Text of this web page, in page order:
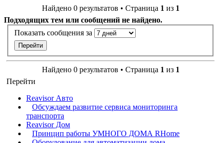
Найдено 0 результатов • Страница 1 из 1
Подходящих тем или сообщений не найдено.
Показать сообщения за
Найдено 0 результатов • Страница 1 из 1
Перейти
Reavisor Авто
Обсуждаем развитие сервиса мониторинга
транспорта
Reavisor Дом
Принцип работы УМНОГО ДОМА RHome